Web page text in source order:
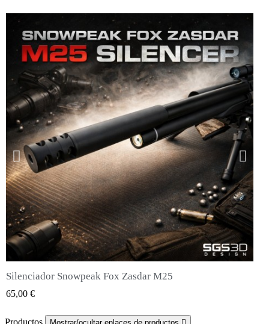
QUICK VIEW
Silenciador Snowpeak Fox Zasdar M25
65,00 €
Productos